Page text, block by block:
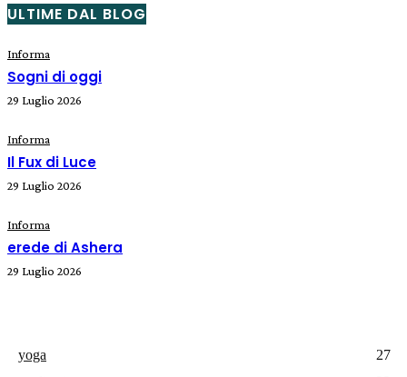
ULTIME DAL BLOG
Informa
Sogni di oggi
29 Luglio 2026
Informa
Il Fux di Luce
29 Luglio 2026
Informa
erede di Ashera
29 Luglio 2026
yoga
27